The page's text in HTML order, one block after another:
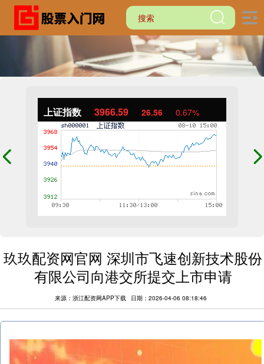
上证指数 3966.59 26.56 0.67%
玖玖配资网官网 深圳市飞速创新技术股份
有限公司向港交所提交上市申请
来源：浙江配资网APP下载 日期：2026-04-06 08:18:46